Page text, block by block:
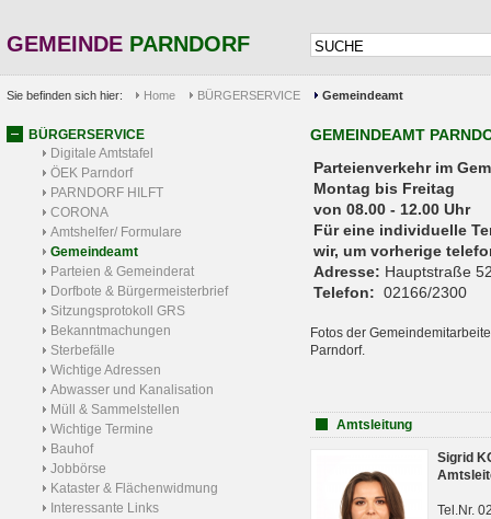
GEMEINDE PARNDORF
Sie befinden sich hier: Home BÜRGERSERVICE Gemeindeamt
BÜRGERSERVICE
Digitale Amtstafel
ÖEK Parndorf
PARNDORF HILFT
CORONA
Amtshelfer/ Formulare
Gemeindeamt
Parteien & Gemeinderat
Dorfbote & Bürgermeisterbrief
Sitzungsprotokoll GRS
Bekanntmachungen
Sterbefälle
Wichtige Adressen
Abwasser und Kanalisation
Müll & Sammelstellen
Wichtige Termine
Bauhof
Jobbörse
Kataster & Flächenwidmung
Interessante Links
GEMEINDEAMT
Parteienverkehr
Montag bis Freitag
von 08.00 - 12.00 Uhr
Für eine individuelle
wir, um vorherige
Adresse: Hauptstraße
Telefon: 02166/2300
Fotos der
Parndorf.
Amtsleitung
Sigrid
Tel.Nr.